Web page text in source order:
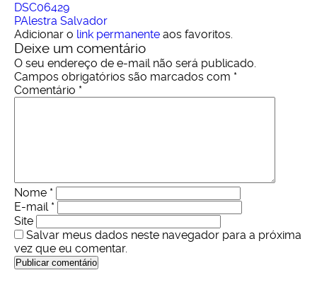
DSC06429
PAlestra Salvador
Adicionar o link permanente aos favoritos.
Deixe um comentário
O seu endereço de e-mail não será publicado.
Campos obrigatórios são marcados com *
Comentário *
Nome *
E-mail *
Site
Salvar meus dados neste navegador para a próxima
vez que eu comentar.